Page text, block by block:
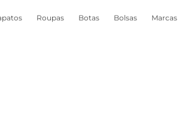
Roupas Botas Bolsas Marcas